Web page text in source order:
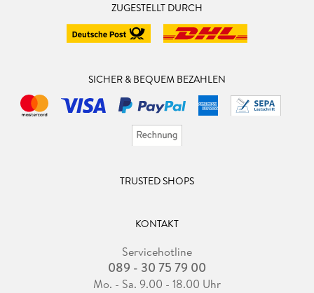
ZUGESTELLT DURCH
SICHER & BEQUEM BEZAHLEN
TRUSTED SHOPS
KONTAKT
Servicehotline
089 - 30 75 79 00
Mo. - Sa. 9.00 - 18.00 Uhr